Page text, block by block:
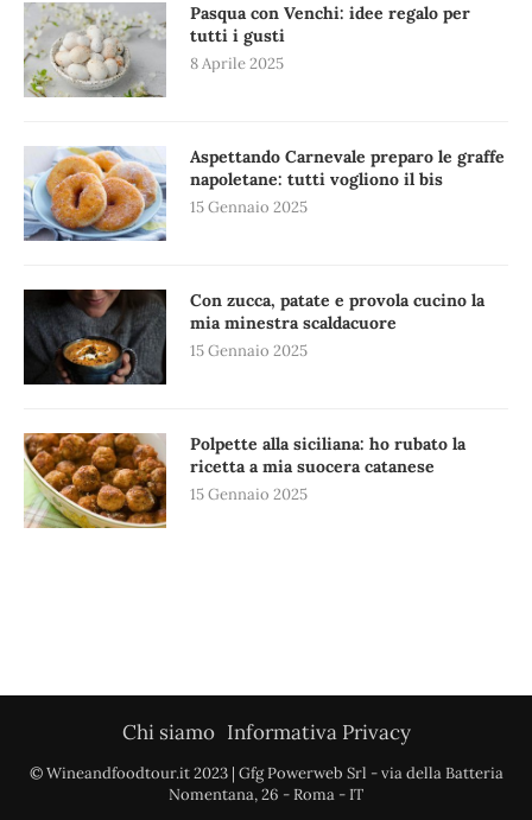
Pasqua con Venchi: idee regalo per
tutti i gusti
8 Aprile 2025
Aspettando Carnevale preparo le graffe
napoletane: tutti vogliono il bis
15 Gennaio 2025
Con zucca, patate e provola cucino la
mia minestra scaldacuore
15 Gennaio 2025
Polpette alla siciliana: ho rubato la
ricetta a mia suocera catanese
15 Gennaio 2025
Chi siamo Informativa Privacy
© Wineandfoodtour.it 2023 | Gfg Powerweb Srl - via della Batteria
Nomentana, 26 - Roma - IT